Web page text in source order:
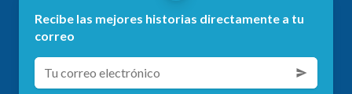
Recibe las mejores historias directamente a tu
correo